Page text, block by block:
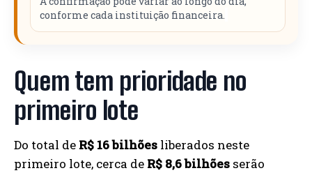
conforme cada instituição financeira.
Quem tem prioridade no
primeiro lote
Do total de R$ 16 bilhões liberados neste
primeiro lote, cerca de R$ 8,6 bilhões serão